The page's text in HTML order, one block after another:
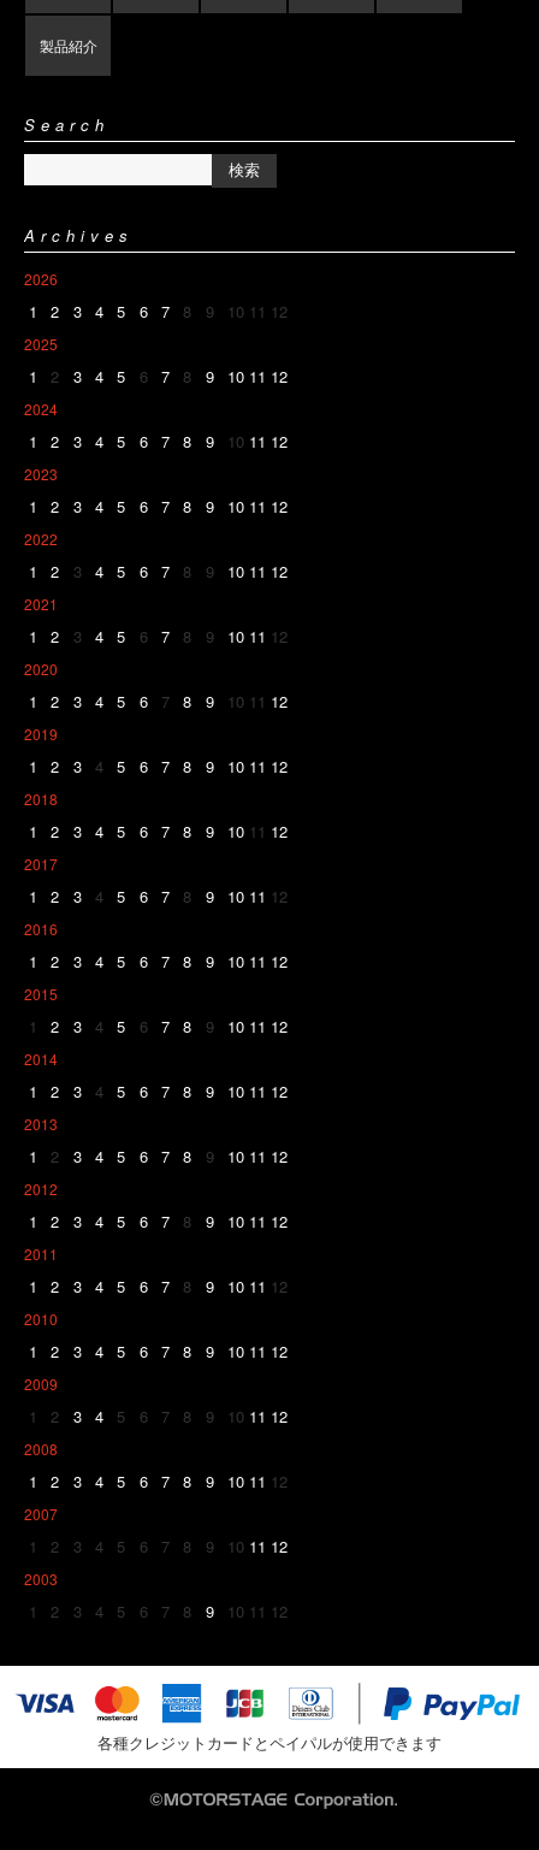
製品紹介
Search
Archives
2026
1 2 3 4 5 6 7 8 9 10 11 12
2025
1 2 3 4 5 6 7 8 9 10 11 12
2024
1 2 3 4 5 6 7 8 9 10 11 12
2023
1 2 3 4 5 6 7 8 9 10 11 12
2022
1 2 3 4 5 6 7 8 9 10 11 12
2021
1 2 3 4 5 6 7 8 9 10 11 12
2020
1 2 3 4 5 6 7 8 9 10 11 12
2019
1 2 3 4 5 6 7 8 9 10 11 12
2018
1 2 3 4 5 6 7 8 9 10 11 12
2017
1 2 3 4 5 6 7 8 9 10 11 12
2016
1 2 3 4 5 6 7 8 9 10 11 12
2015
1 2 3 4 5 6 7 8 9 10 11 12
2014
1 2 3 4 5 6 7 8 9 10 11 12
2013
1 2 3 4 5 6 7 8 9 10 11 12
2012
1 2 3 4 5 6 7 8 9 10 11 12
2011
1 2 3 4 5 6 7 8 9 10 11 12
2010
1 2 3 4 5 6 7 8 9 10 11 12
2009
1 2 3 4 5 6 7 8 9 10 11 12
2008
1 2 3 4 5 6 7 8 9 10 11 12
2007
1 2 3 4 5 6 7 8 9 10 11 12
2003
1 2 3 4 5 6 7 8 9 10 11 12
各種クレジットカードとペイパルが使用できます